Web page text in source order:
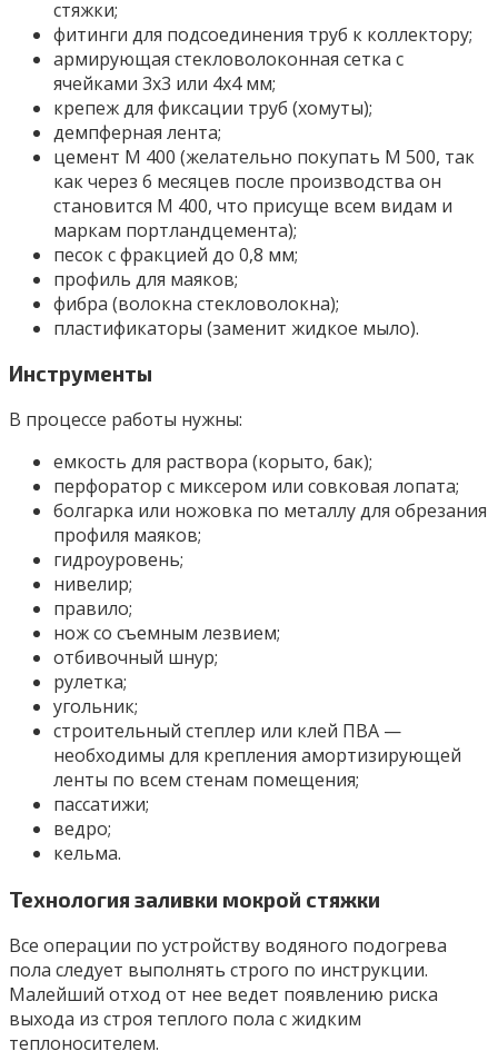
стяжки;
фитинги для подсоединения труб к коллектору;
армирующая стекловолоконная сетка с
ячейками 3х3 или 4х4 мм;
крепеж для фиксации труб (хомуты);
демпферная лента;
цемент М 400 (желательно покупать М 500, так
как через 6 месяцев после производства он
становится М 400, что присуще всем видам и
маркам портландцемента);
песок с фракцией до 0,8 мм;
профиль для маяков;
фибра (волокна стекловолокна);
пластификаторы (заменит жидкое мыло).
Инструменты
В процессе работы нужны:
емкость для раствора (корыто, бак);
перфоратор с миксером или совковая лопата;
болгарка или ножовка по металлу для обрезания
профиля маяков;
гидроуровень;
нивелир;
правило;
нож со съемным лезвием;
отбивочный шнур;
рулетка;
угольник;
строительный степлер или клей ПВА —
необходимы для крепления амортизирующей
ленты по всем стенам помещения;
пассатижи;
ведро;
кельма.
Технология заливки мокрой стяжки
Все операции по устройству водяного подогрева
пола следует выполнять строго по инструкции.
Малейший отход от нее ведет появлению риска
выхода из строя теплого пола с жидким
теплоносителем.